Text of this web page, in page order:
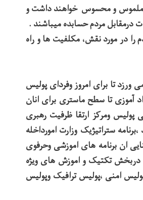
ملموس و محسوس خواهند داشت و
درمقابل مردم حسابده میباشند .
را در مورد نقش، مکلفیت ها و راه
تا برای امروز وفردای پولیس
آموزی تا سطح ماستری برای انان
پولیس ومرکز ارتقا ظرفیت رهبری
ستراتیژیک وزارت امورداخله
ان برنامه های اموزشی وحرفوی
تکتیک و اموزش های ویژه
امنی ،پولیس ترافیک وپولیس